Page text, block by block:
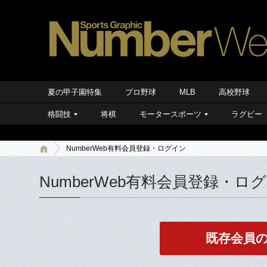
夏の甲子園特集 プロ野球 MLB 高校野球
格闘技 将棋 モータースポーツ ラグビー
NumberWeb有料会員登録・ログイン
NumberWeb有料会員登録・ロ
既存会員